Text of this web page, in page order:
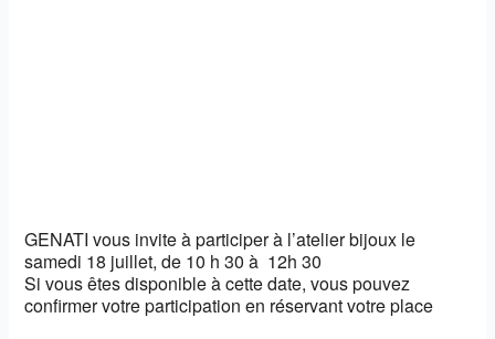
GENATI vous invite à participer à l’atelier bijoux le
samedi 18 juillet, de 10 h 30 à 12h 30
Si vous êtes disponible à cette date, vous pouvez
confirmer votre participation en réservant votre place